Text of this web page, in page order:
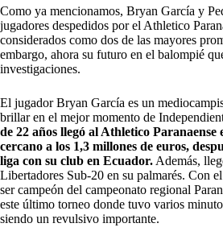
Como ya mencionamos, Bryan García y
jugadores despedidos por el Athletico
considerados como dos de las mayores
embargo, ahora su futuro en el balompié
investigaciones.
El jugador Bryan García es un
brillar en el mejor momento de
de 22 años llegó al Athletico
cercano a los 1,3 millones de euros,
liga con su club en Ecuador. Además,
Libertadores Sub-20 en su palmarés. Con
ser campeón del campeonato regional
este último torneo donde tuvo varios
siendo un revulsivo importante.